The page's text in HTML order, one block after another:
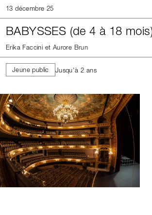
13 décembre 25
BABYSSES (de 4 à 18
Erika Faccini et Aurore Brun
Jeune public Jusqu'à 2 ans